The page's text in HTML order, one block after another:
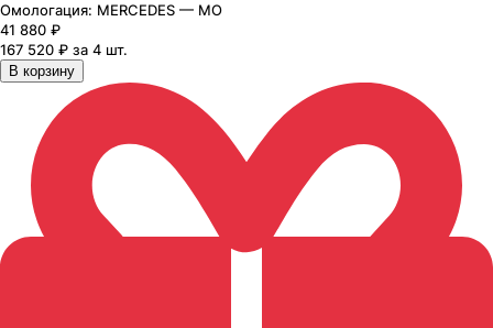
Омологация: MERCEDES — MO
41 880 ₽
167 520 ₽ за 4 шт.
В корзину